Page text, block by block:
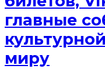
главные
миру